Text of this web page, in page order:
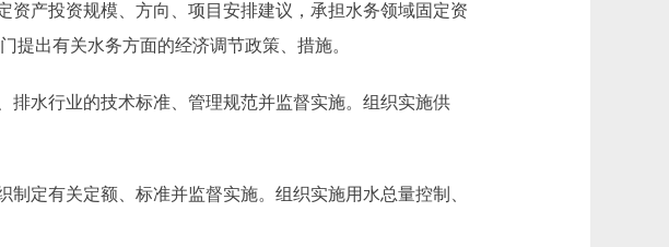
产投资规模、方向、项目安排建议，承担水务领域固定资
提出有关水务方面的经济调节政策、措施。
水行业的技术标准、管理规范并监督实施。组织实施供
定有关定额、标准并监督实施。组织实施用水总量控制、